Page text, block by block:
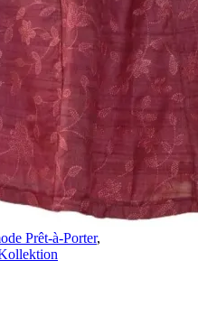
Prêt-à-Porter,